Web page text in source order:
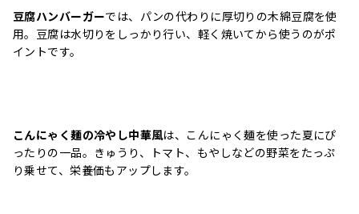
豆腐ハンバーガーでは、パンの代わりに厚切りの木綿豆腐を使
用。豆腐は水切りをしっかり行い、軽く焼いてから使うのがポ
イントです。
こんにゃく麺の冷やし中華風は、こんにゃく麺を使った夏にぴ
ったりの一品。きゅうり、トマト、もやしなどの野菜をたっぷ
り乗せて、栄養価もアップします。